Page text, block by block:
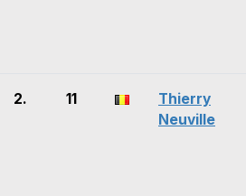
2. 11
Thierry
Neuville